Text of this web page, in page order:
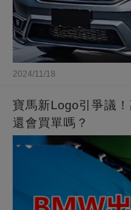
2024/11/18
寶馬新Logo引爭議
還會買單嗎？